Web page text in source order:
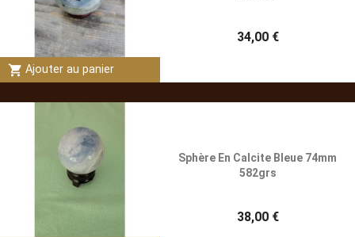
shopping_cart Ajouter au panier
34,00 €
Sphère En Calcite Bleue 74mm
582grs
38,00 €